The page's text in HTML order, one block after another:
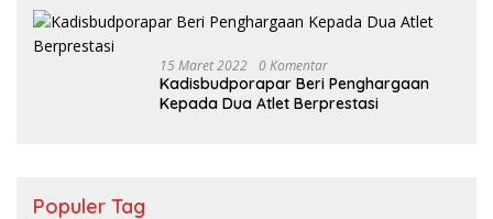
15 Maret 2022 0 Komentar
Kadisbudporapar Beri Penghargaan
Kepada Dua Atlet Berprestasi
Populer Tag